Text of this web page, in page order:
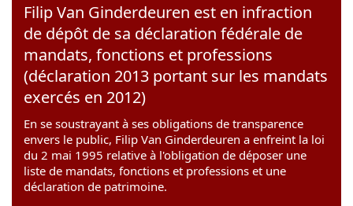
Filip Van Ginderdeuren est en infraction
de dépôt de sa déclaration fédérale de
mandats, fonctions et professions
(déclaration 2013 portant sur les mandats
exercés en 2012)
En se soustrayant à ses obligations de transparence
envers le public, Filip Van Ginderdeuren a enfreint la loi
du 2 mai 1995 relative à l'obligation de déposer une
liste de mandats, fonctions et professions et une
déclaration de patrimoine.